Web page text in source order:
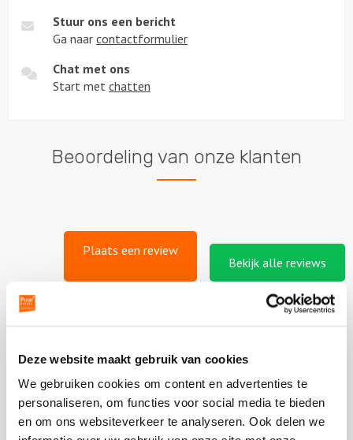
Deze website maakt gebruik van cookies
We gebruiken cookies om content en advertenties te
personaliseren, om functies voor social media te bieden
en om ons websiteverkeer te analyseren. Ook delen we
Stuur ons een bericht
Ga naar contactformulier
Chat met ons
Start met chatten
Beoordeling van onze klanten
Plaats een review
Bekijk alle reviews
Bekijk